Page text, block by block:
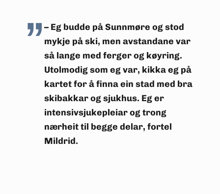
– Eg budde på Sunnmøre og stod
mykje på ski, men avstandane var
så lange med ferger og køyring.
Utolmodig som eg var, kikka eg på
kartet for å finna ein stad med bra
skibakkar og sjukhus. Eg er
intensivsjukepleiar og trong
nærheit til begge delar, fortel
Mildrid.